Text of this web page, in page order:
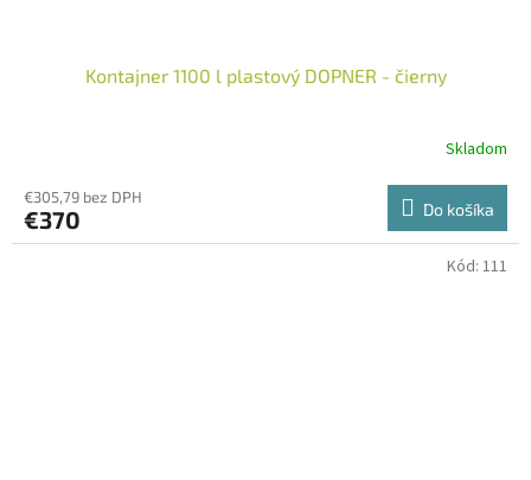
Kontajner 1100 l plastový DOPNER - čierny
Skladom
€305,79 bez DPH
€370 Do košíka
Kód: 111